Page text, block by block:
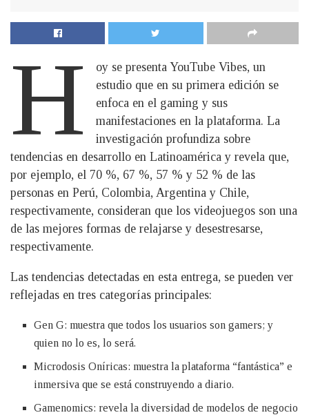
H
oy se presenta YouTube Vibes, un
estudio que en su primera edición se
enfoca en el gaming y sus
manifestaciones en la plataforma. La
investigación profundiza sobre
tendencias en desarrollo en Latinoamérica y revela que,
por ejemplo, el 70 %, 67 %, 57 % y 52 % de las
personas en Perú, Colombia, Argentina y Chile,
respectivamente, consideran que los videojuegos son una
de las mejores formas de relajarse y desestresarse,
respectivamente.
Las tendencias detectadas en esta entrega, se pueden ver
reflejadas en tres categorías principales:
Gen G: muestra que todos los usuarios son gamers; y
quien no lo es, lo será.
Microdosis Oníricas: muestra la plataforma “fantástica” e
inmersiva que se está construyendo a diario.
Gamenomics: revela la diversidad de modelos de negocio